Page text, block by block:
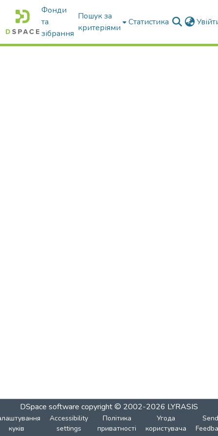
Фонди
та
зібрання
Пошук за
критеріями
Статистика
DSpace software copyright © 2002-2026 LYRASIS
куків
Accessibility
settings
Політика
приватності
Угода
користувача
Send